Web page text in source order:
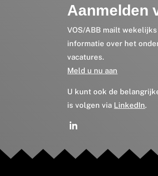
Aanmelden
VOS/ABB mailt
informatie over het
vacatures.
Meld u nu aan
U kunt ook de
is volgen via LinkedIn.